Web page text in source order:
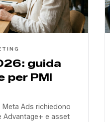
guida
per PMI
Meta Ads richiedono
Advantage+ e asset